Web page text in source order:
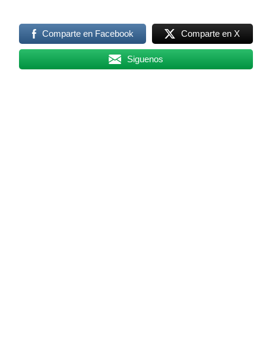
Comparte en Facebook Comparte en X
Siguenos